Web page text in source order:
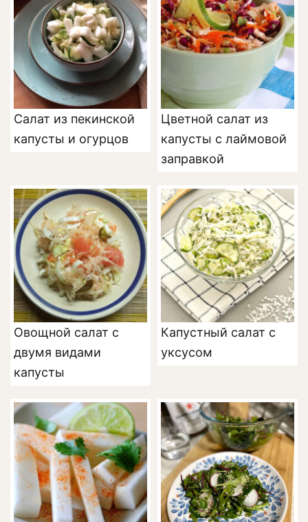
Салат из пекинской
капусты и огурцов
Цветной салат из
капусты с лаймовой
заправкой
Овощной салат с
двумя видами
капусты
Капустный салат с
уксусом